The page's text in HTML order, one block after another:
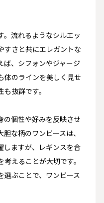
。流れるようなシルエッ
すさと共にエレガントな
ば、シフォンやジャージ
体のラインを美しく見せ
抜群です。
の個性や好みを反映させ
な柄のワンピースは、
しますが、レギンスを合
えることが大切です。
選ぶことで、ワンピース